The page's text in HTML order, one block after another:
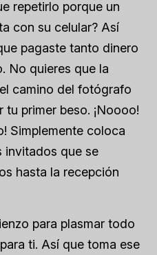
repetirlo porque un
con su celular? Así
pagaste tanto dinero
No quieres que la
camino del fotógrafo
primer beso. ¡Noooo!
Simplemente coloca
invitados que se
hasta la recepción
para plasmar todo
ti. Así que toma ese